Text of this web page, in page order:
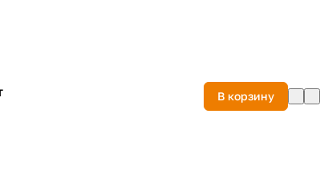
В корзину